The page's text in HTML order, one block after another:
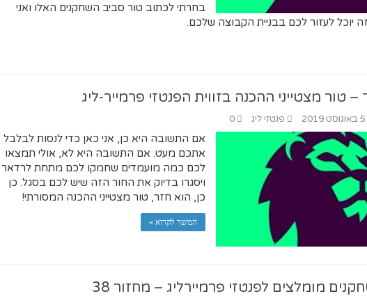
בחרתי לכתוב טור סביב השחקנים האלו ואני
יוכל לעזור לכם בבניית הקבוצה שלכם.
טור מצטייני ההכנה בזווית הפנטזי פרמייר-ליג
5 באוגוסט 2019 פנטזי ליג 0
אם התשובה היא כן, אני כאן כדי לנסות לבלבל
אתכם מעט. אם התשובה היא לא, אולי תמצאו
לכם כמה מועמדים שחמקו לכם מתחת לרדאר
ויסגרו בדיוק את החור הזה שיש לכם בסגל. כן
כן, הוא חזר, טור מצטייני ההכנה המסורתי!
המשך לקרוא »
מומלצים לפנטזי פרמיירליג – מחזור 38